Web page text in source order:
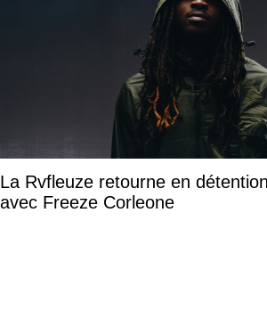
La Rvfleuze retourne en
avec Freeze Corleone